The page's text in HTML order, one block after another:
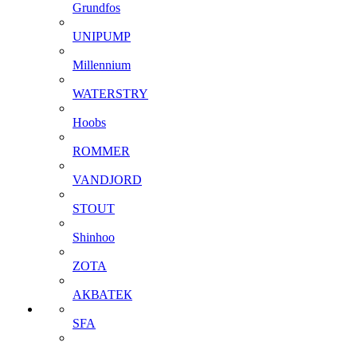
Grundfos
UNIPUMP
Millennium
WATERSTRY
Hoobs
ROMMER
VANDJORD
STOUT
Shinhoo
ZOTA
АКВАТЕК
SFA